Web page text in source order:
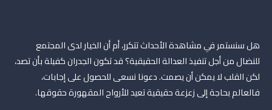
هل سنستمر في مشاهدة الأحداث تتكرر، أم أن الخيار لدى المجتمع
للنضال من أجل تنفيذ العدالة الحقيقية؟ قد تكون الجدران كفيلة بأن تصد،
لكن القلب لا يمكن أن يصمت. دعونا نسعى للحصول على إجابات،
فالعالم بحاجة إلى زعزعة حقيقية تعيد للأرواح المقهورة حقوقها.